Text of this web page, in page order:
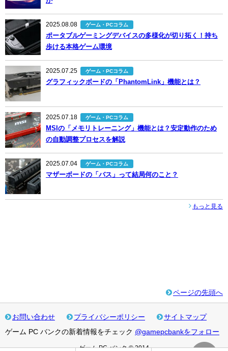
2025.08.08 ゲーム・PCコラム
ポータブルゲーミングデバイスの多様化が切り拓く！持ち
歩ける本格ゲーム環境
2025.07.25 ゲーム・PCコラム
グラフィックボードの「PhantomLink」機能とは？
2025.07.18 ゲーム・PCコラム
MSIの「メモリトレーニング」機能とは？安定動作のため
の自動調整プロセスを解説
2025.07.04 ゲーム・PCコラム
マザーボードの「バス」って結局何のこと？
もっと見る
ページの先頭へ
お問い合わせ プライバシーポリシー
サイトマップ
ゲーム PC バンクの新着情報をチェック @gamepcbankをフォロー
ゲーム PC バンク © 2014